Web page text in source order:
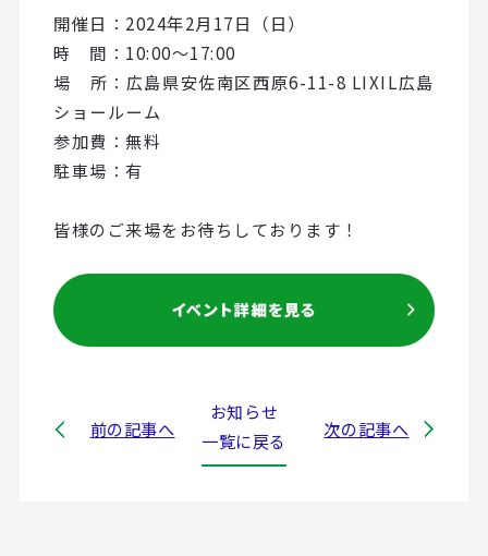
開催日：2024年2月17日（日）
時 間：10:00～17:00
場 所：広島県安佐南区西原6-11-8 LIXIL広島
ショールーム
参加費：無料
駐車場：有
皆様のご来場をお待ちしております！
前の記事へ
お知らせ
一覧に戻る
次の記事へ